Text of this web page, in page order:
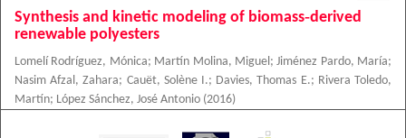
Synthesis and kinetic modeling of biomass‐derived
renewable polyesters
Lomelí Rodríguez, Mónica; Martín Molina, Miguel ;Jiménez Pardo, María;
Nasim Afzal, Zahara; Cauët, Solène I.; Davies, Thomas E.; Rivera Toledo,
Martín; López Sánchez, José Antonio (2016)